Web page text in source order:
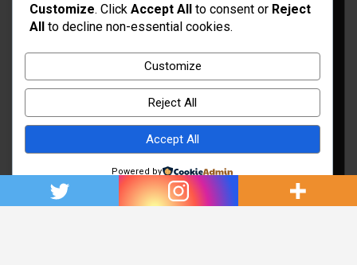
Idées d’aménagement et déco
Conseil bricolage et jardinage
Choix d'outillage et de matériaux
Customize. Click Accept All to consent or Reject
All to decline non-essential cookies.
Customize
Reject All
Accept All
Powered by